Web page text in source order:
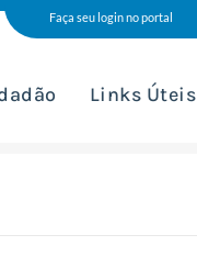
Faça seu login no portal
Links Úteis